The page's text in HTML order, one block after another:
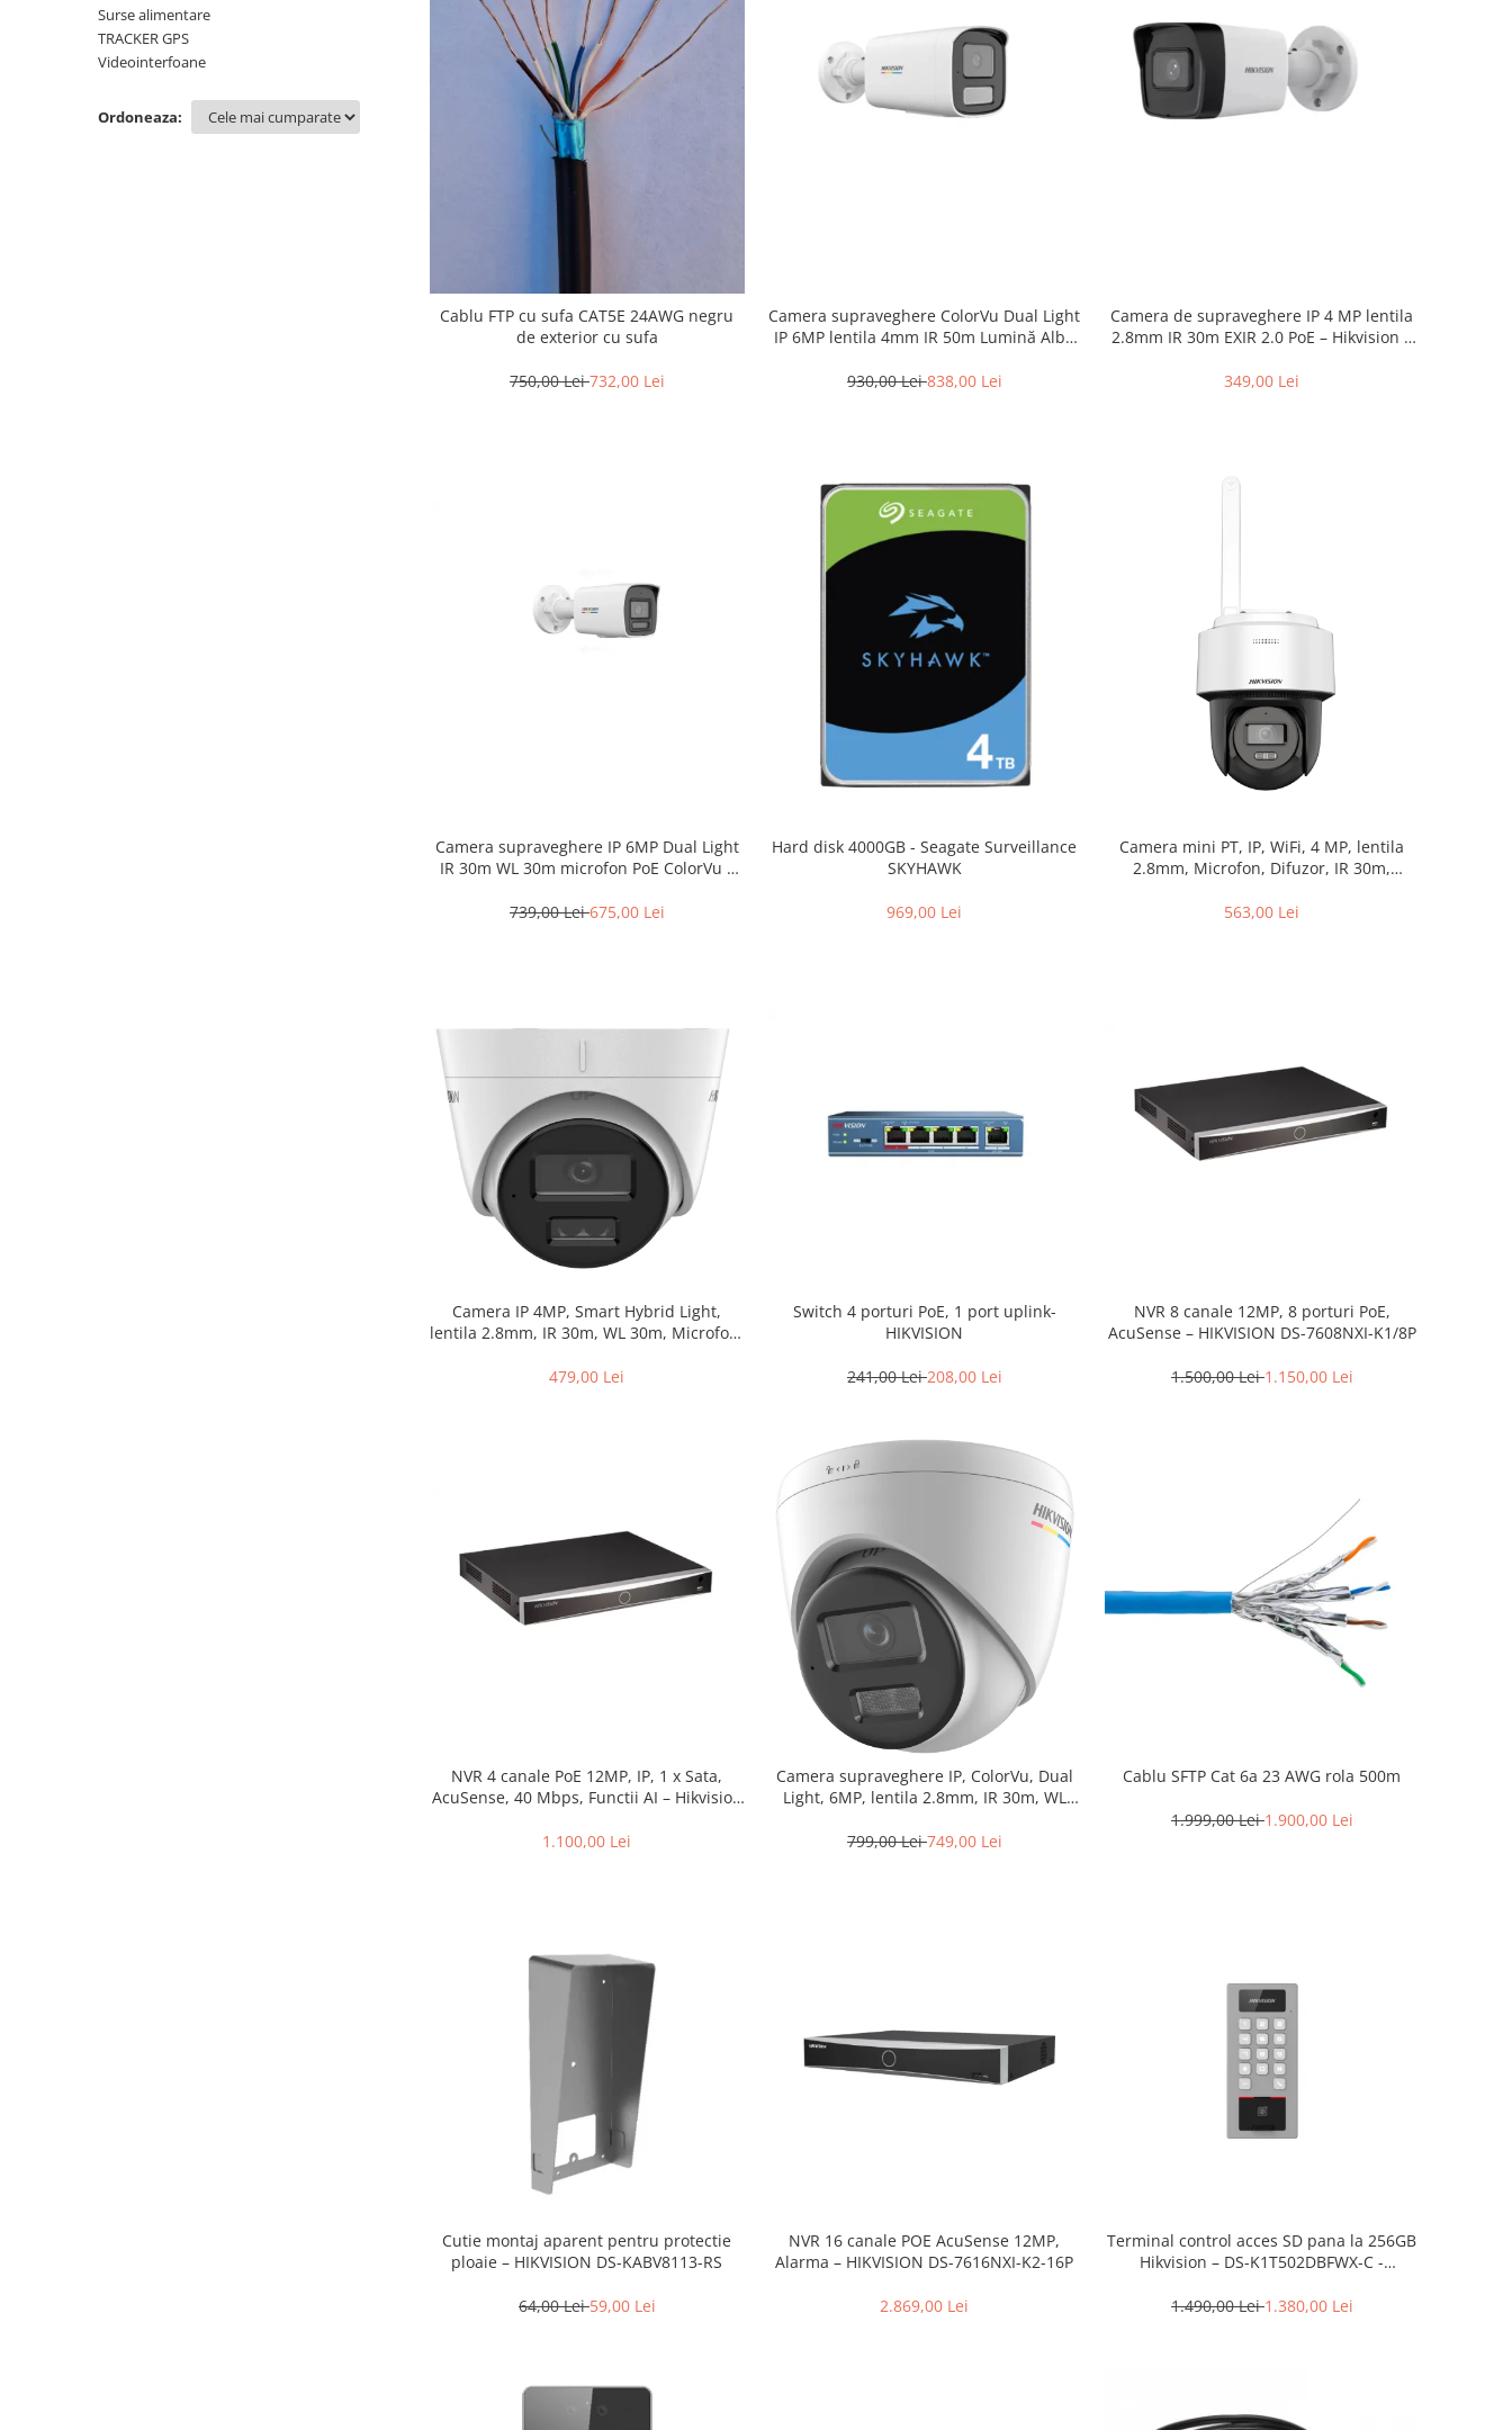
Surse alimentare
TRACKER GPS
Videointerfoane
Ordoneaza:
Cablu FTP cu sufa CAT5E 24AWG negru
de exterior cu sufa
750,00 Lei732,00 Lei
Camera supraveghere ColorVu Dual Light
IP 6MP lentila 4mm IR 50m Lumină Albă
2CD1T67G2H-LIU-4mm
930,00 Lei838,00 Lei
Camera de supraveghere IP 4 MP lentila
2.8mm IR 30m EXIR 2.0 PoE – Hikvision –
349,00 Lei
Camera supraveghere IP 6MP Dual Light
IR 30m WL 30m microfon PoE ColorVu –
739,00 Lei675,00 Lei
Hard disk 4000GB - Seagate Surveillance
SKYHAWK
969,00 Lei
Camera mini PT, IP, WiFi, 4 MP, lentila
2.8mm, Microfon, Difuzor, IR 30m,
2DE2C400IWG-W-2.8mm
563,00 Lei
Camera IP 4MP, Smart Hybrid Light,
lentila 2.8mm, IR 30m, WL 30m, Microfon,
LIUF-2.8mm
479,00 Lei
Switch 4 porturi PoE, 1 port uplink-
HIKVISION
241,00 Lei208,00 Lei
NVR 8 canale 12MP, 8 porturi PoE,
AcuSense – HIKVISION DS-7608NXI-K1/8P
1.500,00 Lei1.150,00 Lei
NVR 4 canale PoE 12MP, IP, 1 x Sata,
AcuSense, 40 Mbps, Functii AI – Hikvision
1.100,00 Lei
Camera supraveghere IP, ColorVu, Dual
Light, 6MP, lentila 2.8mm, IR 30m, WL
2CD1367G2H-LIU-2.8mm
799,00 Lei749,00 Lei
Cablu SFTP Cat 6a 23 AWG rola 500m
1.999,00 Lei1.900,00 Lei
Cutie montaj aparent pentru protectie
ploaie – HIKVISION DS-KABV8113-RS
64,00 Lei59,00 Lei
NVR 16 canale POE AcuSense 12MP,
Alarma – HIKVISION DS-7616NXI-K2-16P
2.869,00 Lei
Terminal control acces SD pana la 256GB
Hikvision – DS-K1T502DBFWX-C -
1.490,00 Lei1.380,00 Lei